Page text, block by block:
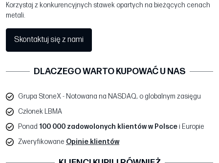
Korzystaj z konkurencyjnych stawek opartych na bieżących cenach
metali.
Skontaktuj się z nami
DLACZEGO WARTO KUPOWAĆ U NAS
Grupa StoneX - Notowana na NASDAQ, o globalnym zasięgu
Członek LBMA
Ponad 100 000 zadowolonych klientów w Polscei Europie
Zweryfikowane Opinie klientów